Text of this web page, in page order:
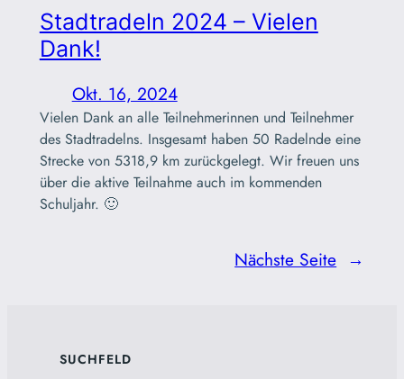
Stadtradeln 2024 – Vielen
Dank!
Okt. 16, 2024
Vielen Dank an alle Teilnehmerinnen und Teilnehmer
des Stadtradelns. Insgesamt haben 50 Radelnde eine
Strecke von 5318,9 km zurückgelegt. Wir freuen uns
über die aktive Teilnahme auch im kommenden
Schuljahr. 🙂
Nächste Seite →
SUCHFELD